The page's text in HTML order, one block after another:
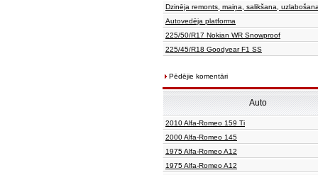
Dzinēja remonts, maiņa, salikšana,
Autovedēja platforma
225/50/R17 Nokian WR Snowproof
225/45/R18 Goodyear F1 SS
Pēdējie komentāri
Auto
2010 Alfa-Romeo 159 Ti
2000 Alfa-Romeo 145
1975 Alfa-Romeo A12
1975 Alfa-Romeo A12